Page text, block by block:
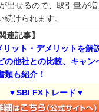
出せるので、取引量が
けられます。
連記事】
ット・デメリットを解
の他社との比較、キャン
類も紹介！
▼SBI FXトレード▼